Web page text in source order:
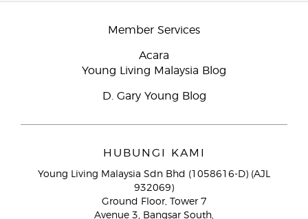
Member Services
Acara
Young Living Malaysia Blog
D. Gary Young Blog
HUBUNGI KAMI
Young Living Malaysia Sdn Bhd (1058616-D) (AJL
932069)
Ground Floor, Tower 7
Avenue 3, Bangsar South,